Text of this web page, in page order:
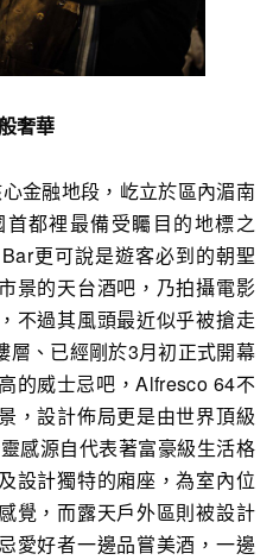
奢華
金融地段，屹立於區內湄南
都裡最備受矚目的地標之
更可說是遊客必到的朝聖
景的天台酒吧，乃拍攝電影
不過其風頭最近似乎被搶走
層、已經剛於3月初正式開幕
的威士忌吧，Alfresco 64不
，設計佈局更是由世界頂級
感源自代表著富豪級生活格
設計獨特的廂座，為室內位
覺，而露天戶外區則被設計
愛好者一邊品嘗美酒，一邊